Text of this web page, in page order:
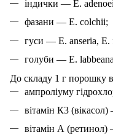
індички — E.
фазани — E. colchii;
гуси — E. anseria, E.
голуби — E.
До складу 1 г порошку
ампроліуму
вітамін К3
вітамін А